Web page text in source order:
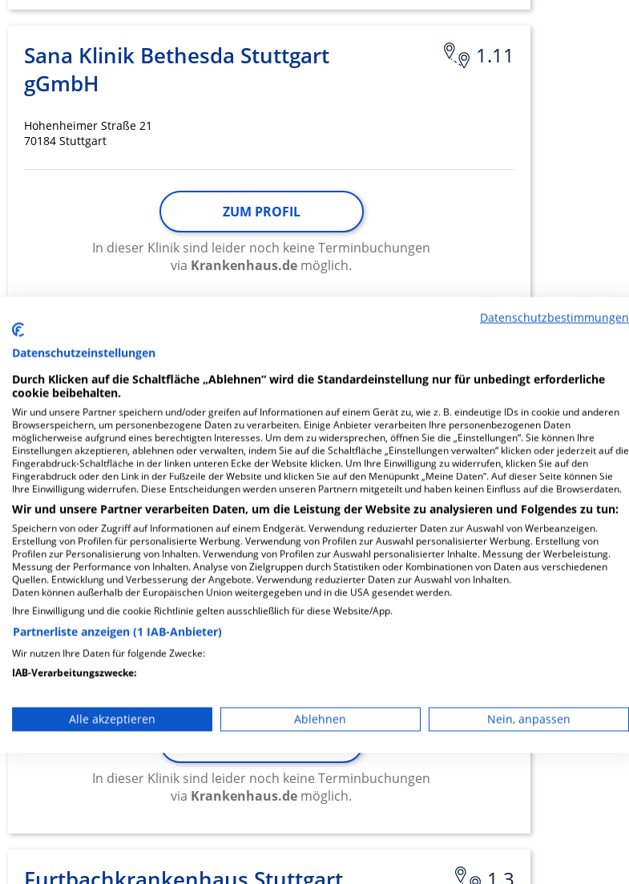
1.11
Sana Klinik Bethesda Stuttgart
gGmbH
Hohenheimer Straße 21
70184 Stuttgart
ZUM PROFIL
In dieser Klinik sind leider noch keine Terminbuchungen
via Krankenhaus.de möglich.
Diakonie-Klinikum Stuttgart
Rosenbergstraße 38
70176 Stuttgart
ZUM PROFIL
In dieser Klinik sind leider noch keine Terminbuchungen
viaKrankenhaus.demöglich.
Charlottenklinik für Augenheilkunde
Falkertstraße 50
70176 Stuttgart
In dieser Klinik sind leider noch keine Terminbuchungen
via Krankenhaus.de möglich.
Datenschutzbestimmungen
Datenschutzeinstellungen
Durch Klicken auf die Schaltfläche „Ablehnen“ wird die Standardeinstellung nur für unbedingt erforderliche
cookie beibehalten.
Wir und unsere Partner speichern und/oder greifen auf Informationen auf einem Gerät zu, wie z. B. eindeutige IDs in cookie und anderen
Browserspeichern, um personenbezogene Daten zu verarbeiten. Einige Anbieter verarbeiten Ihre personenbezogenen Daten
möglicherweise aufgrund eines berechtigten Interesses. Um dem zu widersprechen, öffnen Sie die „Einstellungen“. Sie können Ihre
Einstellungen akzeptieren, ablehnen oder verwalten, indem Sie auf die Schaltfläche „Einstellungen verwalten“ klicken oder jederzeit auf die
Fingerabdruck-Schaltfläche in der linken unteren Ecke der Website klicken. Um Ihre Einwilligung zu widerrufen, klicken Sie auf den
Fingerabdruck oder den Link in der Fußzeile der Website und klicken Sie auf den Menüpunkt „Meine Daten“. Auf dieser Seite können Sie
Ihre Einwilligung widerrufen. Diese Entscheidungen werden unseren Partnern mitgeteilt und haben keinen Einfluss auf die Browserdaten.
Wir und unsere Partner verarbeiten Daten, um die Leistung der Website zu analysieren und Folgendes zu tun:
Speichern von oder Zugriff auf Informationen auf einem Endgerät. Verwendung reduzierter Daten zur Auswahl von Werbeanzeigen.
Erstellung von Profilen für personalisierte Werbung. Verwendung von Profilen zur Auswahl personalisierter Werbung. Erstellung von
Profilen zur Personalisierung von Inhalten. Verwendung von Profilen zur Auswahl personalisierter Inhalte. Messung der Werbeleistung.
Messung der Performance von Inhalten. Analyse von Zielgruppen durch Statistiken oder Kombinationen von Daten aus verschiedenen
Quellen. Entwicklung und Verbesserung der Angebote. Verwendung reduzierter Daten zur Auswahl von Inhalten.
Daten können außerhalb der Europäischen Union weitergegeben und in die USA gesendet werden.
Ihre Einwilligung und die cookie Richtlinie gelten ausschließlich für diese Website/App.
Partnerliste anzeigen (1 IAB-Anbieter)
Wir nutzen Ihre Daten für folgende Zwecke:
IAB-Verarbeitungszwecke:
Verwendung reduzierter Daten zur Auswahl von Werbeanzeigen
Erstellung von Profilen für personalisierte Werbung
Verwendung von Profilen zur Auswahl personalisierter Werbung
Alle akzeptieren Ablehnen Nein, anpassen